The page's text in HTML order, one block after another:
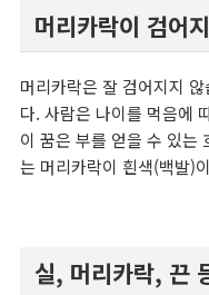
머리카락이 검어
머리카락은 잘 검어지지
다. 사람은 나이를 먹음에
이 꿈은 부를 얻을 수 있는
는 머리카락이 흰색(백발)
실, 머리카락, 끈